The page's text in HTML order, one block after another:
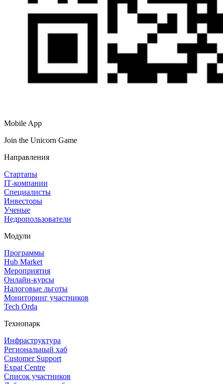
Mobile App
Join the Unicorn Game
Направления
Стартапы
IT‑компании
Специалисты
Инвесторы
Ученые
Недропользователи
Модули
Программы
Hub Market
Мероприятия
Онлайн‑курсы
Налоговые льготы
Мониторинг участников
Tech Orda
Технопарк
Инфраструктура
Региональный хаб
Customer Support
Expat Centre
Список участников